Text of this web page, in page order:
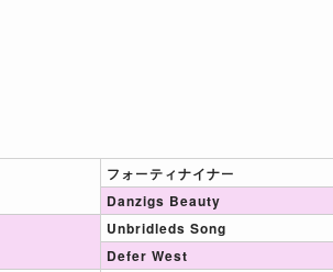
フォーティナイナー
Danzigs Beauty
Unbridleds Song
Defer West